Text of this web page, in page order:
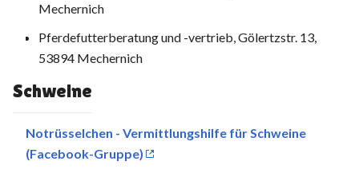
Mechernich
Pferdefutterberatung und -vertrieb, Gölertzstr. 13,
53894 Mechernich
Schweine
Notrüsselchen - Vermittlungshilfe für Schweine
(Facebook-Gruppe)